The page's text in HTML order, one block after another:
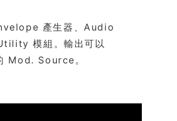
產生器、Audio
模組。輸出可以
Mod. Source。